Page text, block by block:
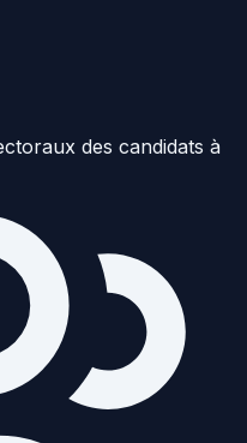
des candidats à